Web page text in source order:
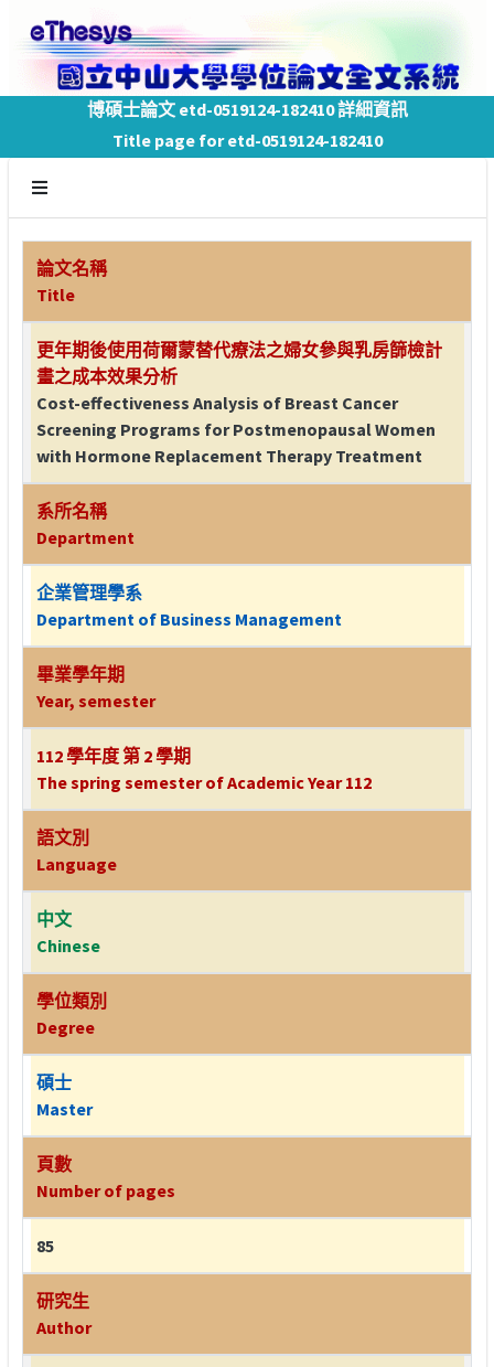
博碩士論文 etd-0519124-182410 詳細資訊
Title page for etd-0519124-182410
論文名稱
Title
更年期後使用荷爾蒙替代療法之婦女參與乳房篩檢計
畫之成本效果分析
Cost-effectiveness Analysis of Breast Cancer
Screening Programs for Postmenopausal Women
with Hormone Replacement Therapy Treatment
系所名稱
Department
企業管理學系
Department of Business Management
畢業學年期
Year, semester
112 學年度 第 2 學期
The spring semester of Academic Year 112
語文別
Language
中文
Chinese
學位類別
Degree
碩士
Master
頁數
Number of pages
85
研究生
Author